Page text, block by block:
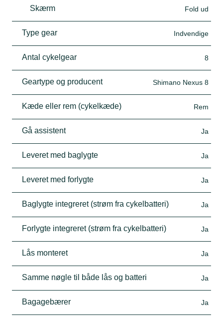
Skærm Fold ud
Type gear Indvendige
Antal cykelgear 8
Geartype og producent Shimano Nexus 8
Kæde eller rem (cykelkæde) Rem
Gå assistent Ja
Leveret med baglygte Ja
Leveret med forlygte Ja
Baglygte integreret (strøm fra cykelbatteri) Ja
Forlygte integreret (strøm fra cykelbatteri) Ja
Lås monteret Ja
Samme nøgle til både lås og batteri Ja
Bagagebærer Ja